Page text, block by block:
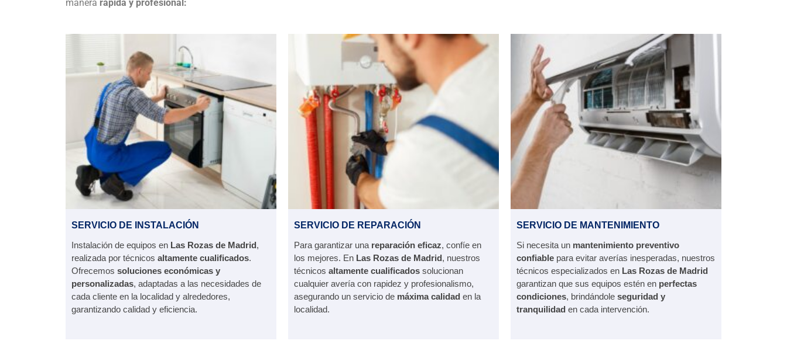
manera rápida y profesional:
SERVICIO DE INSTALACIÓN
Instalación de equipos en Las Rozas de Madrid,
realizada por técnicos altamente cualificados.
Ofrecemos soluciones económicas y
personalizadas, adaptadas a las necesidades de
cada cliente en la localidad y alrededores,
garantizando calidad y eficiencia.
SERVICIO DE REPARACIÓN
Para garantizar una reparación eficaz, confíe en
los mejores. En Las Rozas de Madrid, nuestros
técnicos altamente cualificados solucionan
cualquier avería con rapidez y profesionalismo,
asegurando un servicio de máxima calidad en la
localidad.
SERVICIO DE MANTENIMIENTO
Si necesita un mantenimiento preventivo
confiable para evitar averías inesperadas, nuestros
técnicos especializados en Las Rozas de Madrid
garantizan que sus equipos estén en perfectas
condiciones, brindándole seguridad y
tranquilidad en cada intervención.